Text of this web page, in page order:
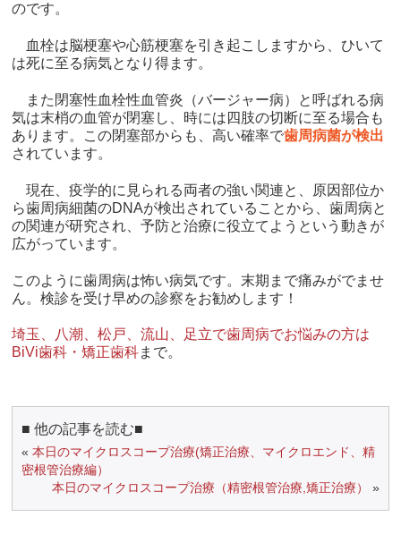
のです。
血栓は脳梗塞や心筋梗塞を引き起こしますから、ひいて
は死に至る病気となり得ます。
また閉塞性血栓性血管炎（バージャー病）と呼ばれる病
気は末梢の血管が閉塞し、時には四肢の切断に至る場合も
あります。この閉塞部からも、高い確率で歯周病菌が検出
されています。
現在、疫学的に見られる両者の強い関連と、原因部位か
ら歯周病細菌のDNAが検出されていることから、歯周病と
の関連が研究され、予防と治療に役立てようという動きが
広がっています。
このように歯周病は怖い病気です。末期まで痛みがでませ
ん。検診を受け早めの診察をお勧めします！
埼玉、八潮、松戸、流山、足立で歯周病でお悩みの方は
BiVi歯科・矯正歯科まで。
■ 他の記事を読む■
«本日のマイクロスコープ治療(矯正治療、マイクロエンド、精
密根管治療編）
本日のマイクロスコープ治療（精密根管治療,矯正治療）
»